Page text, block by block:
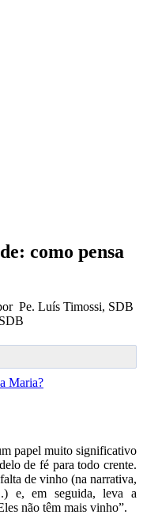
como pensa
Pe. Luís Timossi, SDB
papel muito significativo
de fé para todo crente.
de vinho (na narrativa,
e, em seguida, leva a
não têm mais vinho”.